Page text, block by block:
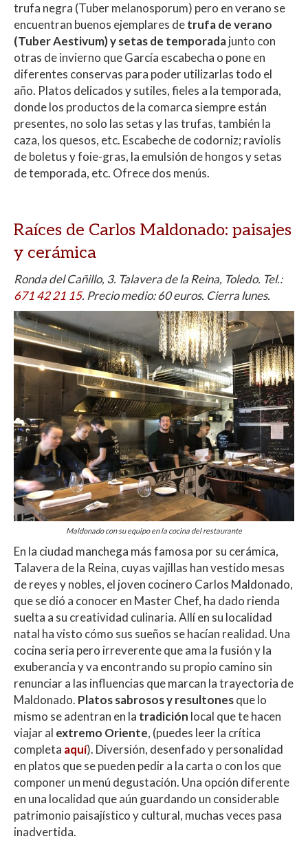
trufa negra (Tuber melanosporum) pero en verano se
encuentran buenos ejemplares detrufa de verano
(Tuber Aestivum) y setas de temporadajunto con
otras de invierno que García escabecha o pone en
diferentes conservas para poder utilizarlas todo el
año. Platos delicados y sutiles, fieles a la temporada,
donde los productos de la comarca siempre están
presentes, no solo las setas y las trufas, también la
caza, los quesos, etc. Escabeche de codorniz; raviolis
de boletus y foie-gras, la emulsión de hongos y setas
de temporada, etc. Ofrece dos menús.
Raíces de Carlos Maldonado: paisajes
y cerámica
Ronda del Cañillo, 3. Talavera de la Reina, Toledo. Tel.:
671 42 21 15. Precio medio: 60 euros. Cierra lunes.
Maldonado con su equipo en la cocina del restaurante
En la ciudad manchega más famosa por su cerámica,
Talavera de la Reina, cuyas vajillas han vestido mesas
de reyes y nobles, el joven cocinero Carlos Maldonado,
que se dió a conocer en Master Chef, ha dado rienda
suelta a su creatividad culinaria. Allí en su localidad
natal ha visto cómo sus sueños se hacían realidad. Una
cocina seria pero irreverente que ama la fusión y la
exuberancia y va encontrando su propio camino sin
renunciar a las influencias que marcan la trayectoria de
Maldonado. Platos sabrosos y resultonesque lo
mismo se adentran en la tradición local que te hacen
viajar al extremo Oriente, (puedes leer la crítica
completa aquí). Diversión, desenfado y personalidad
en platos que se pueden pedir a la carta o con los que
componer un menú degustación. Una opción diferente
en una localidad que aún guardando un considerable
patrimonio paisajístico y cultural, muchas veces pasa
inadvertida.